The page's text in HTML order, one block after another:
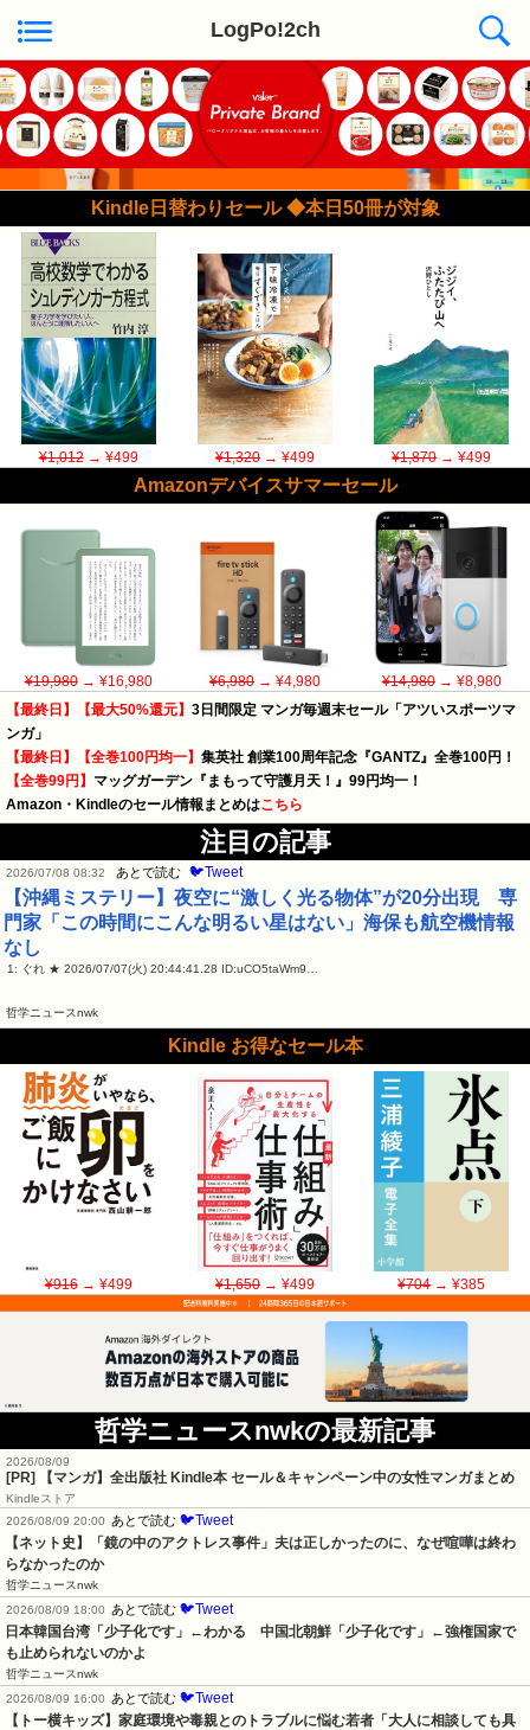
LogPo!2ch
Kindle日替わりセール ◆本日50冊が対象
¥1,012→ ¥499 ¥1,320→ ¥499 ¥1,870→ ¥499
Amazonデバイスサマーセール
¥19,980→ ¥16,980 ¥6,980→ ¥4,980 ¥14,980→ ¥8,980
【最終日】【最大50%還元】 3日間限定 マンガ毎週末セール「アツいスポーツマ
ンガ」
【最終日】【全巻100円均一】 集英社 創業100周年記念『GANTZ』全巻100円！
【全巻99円】 マッグガーデン『まもって守護月天！』99円均一！
Amazon・Kindleのセール情報まとめはこちら
注目の記事
2026/07/08 08:32 あとで読む 🐦Tweet
【沖縄ミステリー】夜空に“激しく光る物体”が20分出現 専
門家「この時間にこんな明るい星はない」海保も航空機情報
なし
1: ぐれ ★ 2026/07/07(火) 20:44:41.28 ID:uCO5taWm9…
哲学ニュースnwk
Kindle お得なセール本
¥916→ ¥499 ¥1,650→ ¥499 ¥704→ ¥385
哲学ニュースnwkの最新記事
2026/08/09
[PR] 【マンガ】全出版社 Kindle本 セール＆キャンペーン中の女性マンガまとめ
Kindleストア
2026/08/09 20:00
あとで読む 🐦Tweet
【ネット史】「鏡の中のアクトレス事件」夫は正しかったのに、なぜ喧嘩は終わ
らなかったのか
哲学ニュースnwk
2026/08/09 18:00
あとで読む 🐦Tweet
日本韓国台湾「少子化です」←わかる　中国北朝鮮「少子化です」←強権国家で
も止められないのかよ
哲学ニュースnwk
2026/08/09 16:00
あとで読む 🐦Tweet
【トー横キッズ】家庭環境や毒親とのトラブルに悩む若者「大人に相談しても具